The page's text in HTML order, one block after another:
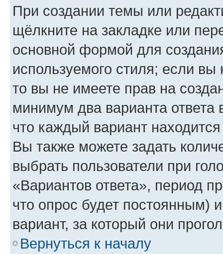
При создании темы или
щёлкните на закладке или
основной формой для
используемого стиля; если
то вы не имеете прав на
минимум два варианта
что каждый вариант
Вы также можете задать
выбрать пользователи при
«Вариантов ответа», период
что опрос будет постоянным)
вариант, за который они
Вернуться к началу